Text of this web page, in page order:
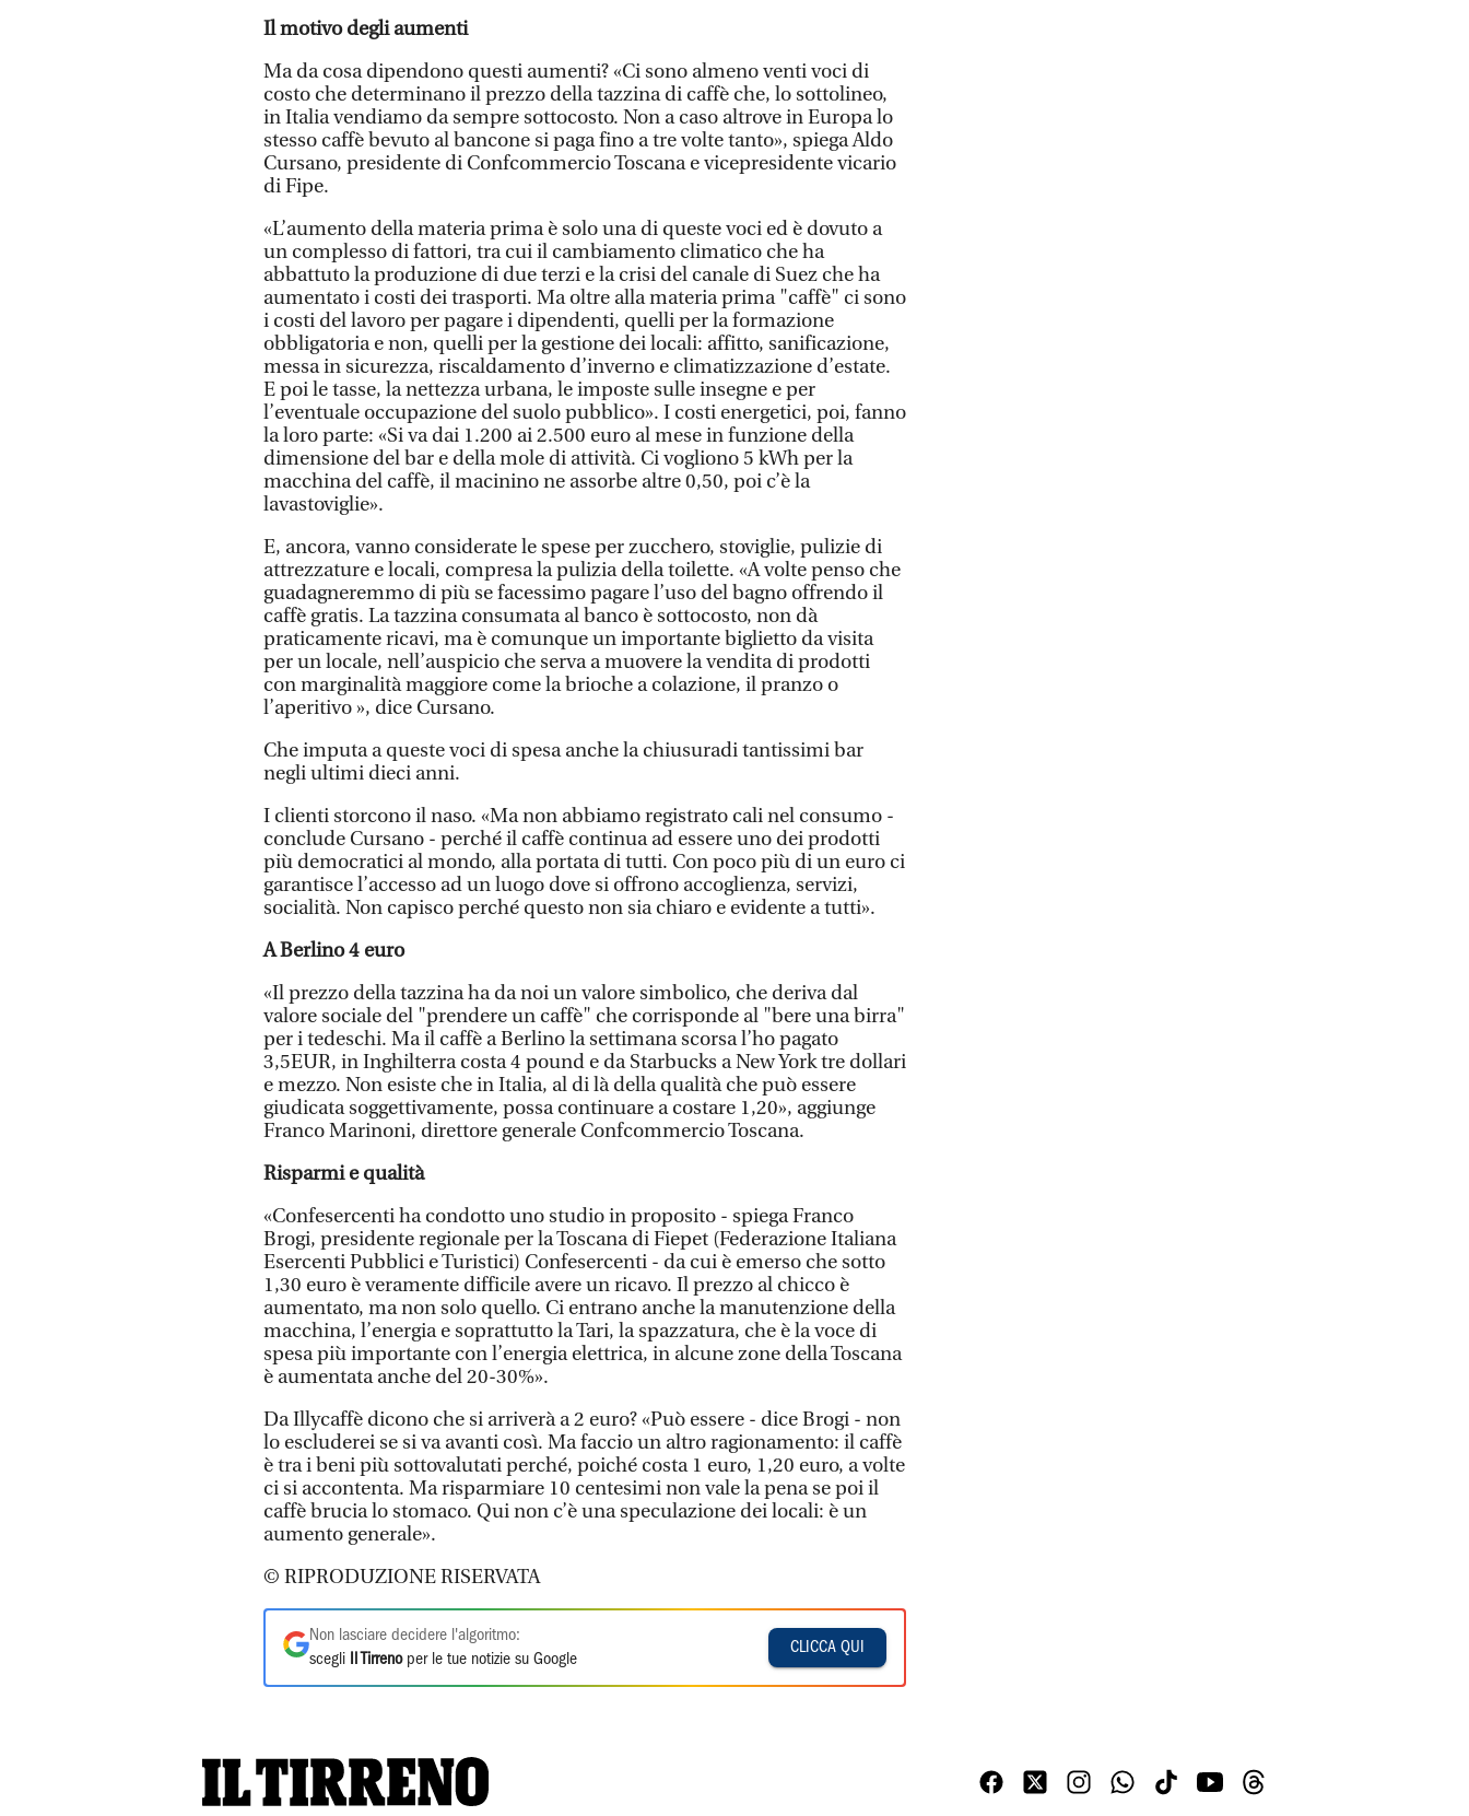
Il motivo degli aumenti
Ma da cosa dipendono questi aumenti? «Ci sono almeno venti voci di
costo che determinano il prezzo della tazzina di caffè che, lo sottolineo,
in Italia vendiamo da sempre sottocosto. Non a caso altrove in Europa lo
stesso caffè bevuto al bancone si paga fino a tre volte tanto», spiega Aldo
Cursano, presidente di Confcommercio Toscana e vicepresidente vicario
di Fipe.
«L’aumento della materia prima è solo una di queste voci ed è dovuto a
un complesso di fattori, tra cui il cambiamento climatico che ha
abbattuto la produzione di due terzi e la crisi del canale di Suez che ha
aumentato i costi dei trasporti. Ma oltre alla materia prima "caffè" ci sono
i costi del lavoro per pagare i dipendenti, quelli per la formazione
obbligatoria e non, quelli per la gestione dei locali: affitto, sanificazione,
messa in sicurezza, riscaldamento d’inverno e climatizzazione d’estate.
E poi le tasse, la nettezza urbana, le imposte sulle insegne e per
l’eventuale occupazione del suolo pubblico». I costi energetici, poi, fanno
la loro parte: «Si va dai 1.200 ai 2.500 euro al mese in funzione della
dimensione del bar e della mole di attività. Ci vogliono 5 kWh per la
macchina del caffè, il macinino ne assorbe altre 0,50, poi c’è la
lavastoviglie».
E, ancora, vanno considerate le spese per zucchero, stoviglie, pulizie di
attrezzature e locali, compresa la pulizia della toilette. «A volte penso che
guadagneremmo di più se facessimo pagare l’uso del bagno offrendo il
caffè gratis. La tazzina consumata al banco è sottocosto, non dà
praticamente ricavi, ma è comunque un importante biglietto da visita
per un locale, nell’auspicio che serva a muovere la vendita di prodotti
con marginalità maggiore come la brioche a colazione, il pranzo o
l’aperitivo », dice Cursano.
Che imputa a queste voci di spesa anche la chiusuradi tantissimi bar
negli ultimi dieci anni.
I clienti storcono il naso. «Ma non abbiamo registrato cali nel consumo -
conclude Cursano - perché il caffè continua ad essere uno dei prodotti
più democratici al mondo, alla portata di tutti. Con poco più di un euro ci
garantisce l’accesso ad un luogo dove si offrono accoglienza, servizi,
socialità. Non capisco perché questo non sia chiaro e evidente a tutti».
A Berlino 4 euro
«Il prezzo della tazzina ha da noi un valore simbolico, che deriva dal
valore sociale del "prendere un caffè" che corrisponde al "bere una birra"
per i tedeschi. Ma il caffè a Berlino la settimana scorsa l’ho pagato
3,5EUR, in Inghilterra costa 4 pound e da Starbucks a New York tre dollari
e mezzo. Non esiste che in Italia, al di là della qualità che può essere
giudicata soggettivamente, possa continuare a costare 1,20», aggiunge
Franco Marinoni, direttore generale Confcommercio Toscana.
Risparmi e qualità
«Confesercenti ha condotto uno studio in proposito - spiega Franco
Brogi, presidente regionale per la Toscana di Fiepet (Federazione Italiana
Esercenti Pubblici e Turistici) Confesercenti - da cui è emerso che sotto
1,30 euro è veramente difficile avere un ricavo. Il prezzo al chicco è
aumentato, ma non solo quello. Ci entrano anche la manutenzione della
macchina, l’energia e soprattutto la Tari, la spazzatura, che è la voce di
spesa più importante con l’energia elettrica, in alcune zone della Toscana
è aumentata anche del 20-30%».
Da Illycaffè dicono che si arriverà a 2 euro? «Può essere - dice Brogi - non
lo escluderei se si va avanti così. Ma faccio un altro ragionamento: il caffè
è tra i beni più sottovalutati perché, poiché costa 1 euro, 1,20 euro, a volte
ci si accontenta. Ma risparmiare 10 centesimi non vale la pena se poi il
caffè brucia lo stomaco. Qui non c’è una speculazione dei locali: è un
aumento generale».
© RIPRODUZIONE RISERVATA
Non lasciare decidere l'algoritmo:
scegli
Il Tirrenoper le tue notizie su Google
CLICCA QUI